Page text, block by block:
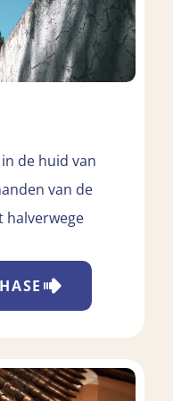
de huid van
van de
halverwege